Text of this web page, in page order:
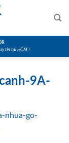
tín tại HCM !
9A-
nhua-go-